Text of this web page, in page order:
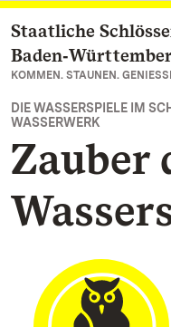
Zum Hauptinhalt
Staatliche
KOMMEN. STAUNEN.
DIE WASSERSPIELE IM
WASSERWERK
Zauber